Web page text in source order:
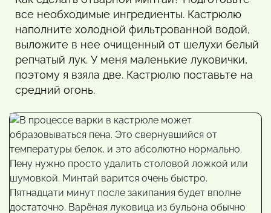
все необходимые ингредиенты. Кастрюлю
наполните холодной фильтрованной водой,
выложите в нее очищенный от шелухи белый
репчатый лук. У меня маленькие луковички,
поэтому я взяла две. Кастрюлю поставьте на
средний огонь.